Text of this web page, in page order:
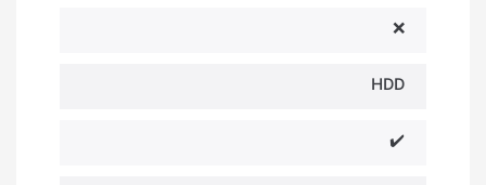
❌
HDD
✔️